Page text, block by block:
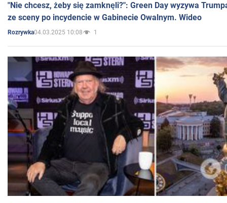
"Nie chcesz, żeby się zamknęli?": Green Day wyzywa
ze sceny po incydencie w Gabinecie Owalnym. Wideo
Rozrywka04.03.2025 10:08 1